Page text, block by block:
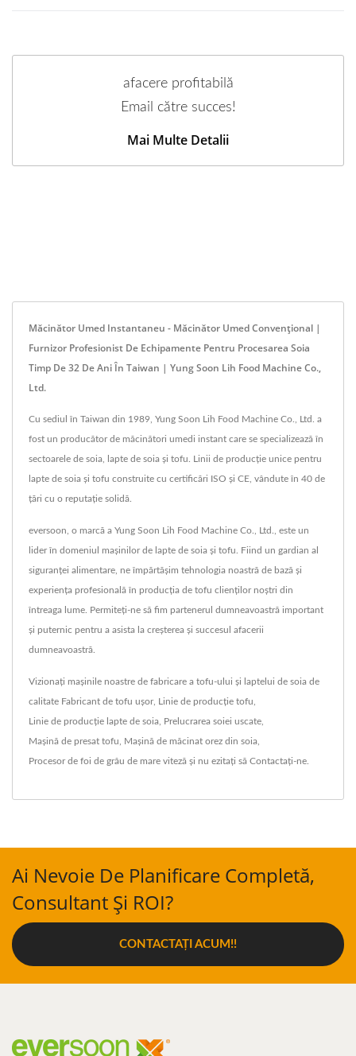
afacere profitabilă
Email către succes!
Mai Multe Detalii
Măcinător Umed Instantaneu - Măcinător Umed Convențional |
Furnizor Profesionist De Echipamente Pentru Procesarea Soia
Timp De 32 De Ani În Taiwan | Yung Soon Lih Food Machine Co.,
Ltd.
Cu sediul în Taiwan din 1989, Yung Soon Lih Food Machine Co., Ltd. a
fost un producător de măcinători umedi instant care se specializează în
sectoarele de soia, lapte de soia și tofu. Linii de producție unice pentru
lapte de soia și tofu construite cu certificări ISO și CE, vândute în 40 de
țări cu o reputație solidă.
eversoon, o marcă a Yung Soon Lih Food Machine Co., Ltd., este un
lider în domeniul mașinilor de lapte de soia și tofu. Fiind un gardian al
siguranței alimentare, ne împărtășim tehnologia noastră de bază și
experiența profesională în producția de tofu clienților noștri din
întreaga lume. Permiteți-ne să fim partenerul dumneavoastră important
și puternic pentru a asista la creșterea și succesul afacerii
dumneavoastră.
Vizionați mașinile noastre de fabricare a tofu-ului și laptelui de soia de
calitate Fabricant de tofu ușor, Linie de producție tofu,
Linie de producție lapte de soia, Prelucrarea soiei uscate,
Mașină de presat tofu, Mașină de măcinat orez din soia,
Procesor de foi de grâu de mare viteză și nu ezitați să Contactați-ne.
Ai Nevoie De Planificare Completă,
Consultant Și ROI?
CONTACTAȚI ACUM!!